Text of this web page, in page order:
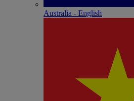
Australia - English